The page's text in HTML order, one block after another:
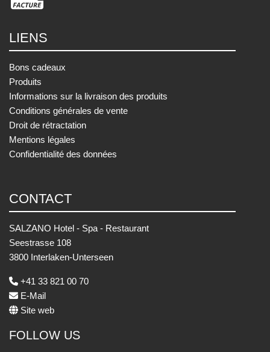
LIENS
Bons cadeaux
Produits
Informations sur la livraison des produits
Conditions générales de vente
Droit de rétractation
Mentions légales
Confidentialité des données
CONTACT
SALZANO Hotel - Spa - Restaurant
Seestrasse 108
3800 Interlaken-Unterseen
+41 33 821 00 70
E-Mail
Site web
FOLLOW US